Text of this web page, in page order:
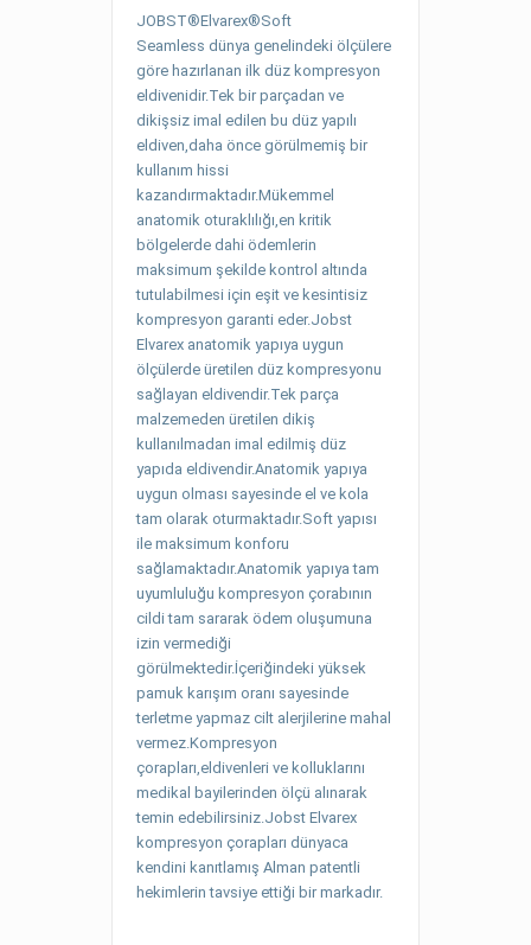
JOBST®Elvarex®Soft
Seamless dünya genelindeki ölçülere
göre hazırlanan ilk düz kompresyon
eldivenidir.Tek bir parçadan ve
dikişsiz imal edilen bu düz yapılı
eldiven,daha önce görülmemiş bir
kullanım hissi
kazandırmaktadır.Mükemmel
anatomik oturaklılığı,en kritik
bölgelerde dahi ödemlerin
maksimum şekilde kontrol altında
tutulabilmesi için eşit ve kesintisiz
kompresyon garanti eder.Jobst
Elvarex anatomik yapıya uygun
ölçülerde üretilen düz kompresyonu
sağlayan eldivendir.Tek parça
malzemeden üretilen dikiş
kullanılmadan imal edilmiş düz
yapıda eldivendir.Anatomik yapıya
uygun olması sayesinde el ve kola
tam olarak oturmaktadır.Soft yapısı
ile maksimum konforu
sağlamaktadır.Anatomik yapıya tam
uyumluluğu kompresyon çorabının
cildi tam sararak ödem oluşumuna
izin vermediği
görülmektedir.İçeriğindeki yüksek
pamuk karışım oranı sayesinde
terletme yapmaz cilt alerjilerine mahal
vermez.Kompresyon
çorapları,eldivenleri ve kolluklarını
medikal bayilerinden ölçü alınarak
temin edebilirsiniz.Jobst Elvarex
kompresyon çorapları dünyaca
kendini kanıtlamış Alman patentli
hekimlerin tavsiye ettiği bir markadır.